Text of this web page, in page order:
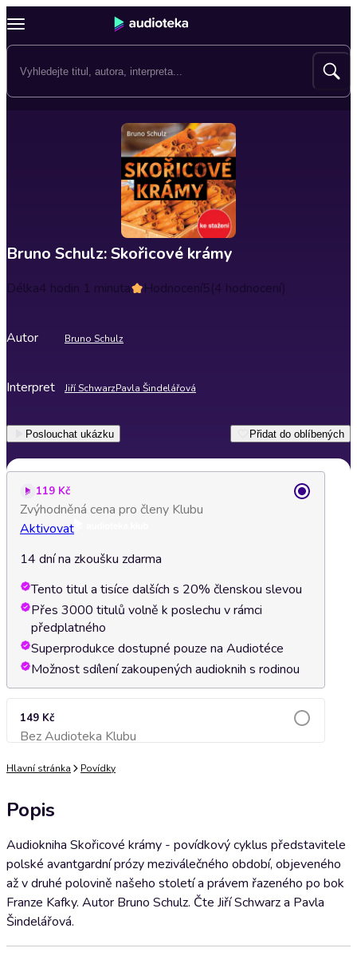
Bruno Schulz: Skořicové krámy
Délka4 hodin 1 minuta Hodnocení5(4 hodnocení)
Autor Bruno Schulz
Interpret Jiří SchwarzPavla Šindelářová
Poslouchat ukázku Přidat do oblíbených
119 Kč
Zvýhodněná cena pro členy Klubu
Aktivovat
14 dní na zkoušku zdarma
Tento titul a tisíce dalších s 20% členskou slevou
Přes 3000 titulů volně k poslechu v rámci
předplatného
Superprodukce dostupné pouze na Audiotéce
Možnost sdílení zakoupených audioknih s rodinou
149 Kč
Bez Audioteka KlubuPřidat do košíku
Hlavní stránka Povídky
Popis
Audiokniha Skořicové krámy - povídkový cyklus představitele
polské avantgardní prózy meziválečného období, objeveného
až v druhé polovině našeho století a právem řazeného po bok
Franze Kafky. Autor Bruno Schulz. Čte Jiří Schwarz a Pavla
Šindelářová.